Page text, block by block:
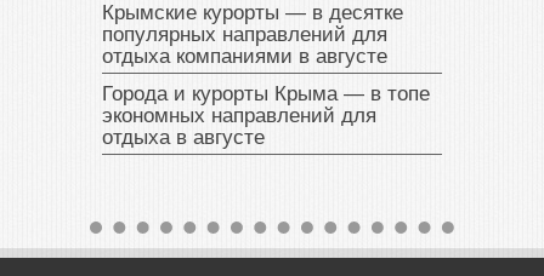
Крымские курорты — в десятке
популярных направлений для
отдыха компаниями в августе
Города и курорты Крыма — в топе
экономных направлений для
отдыха в августе